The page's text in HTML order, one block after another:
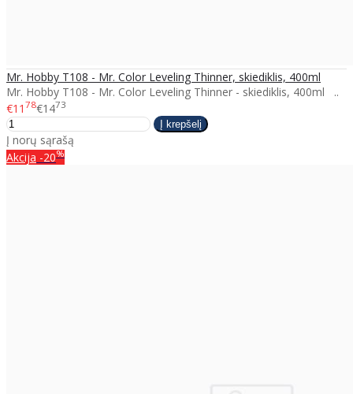
Mr. Hobby T108 - Mr. Color Leveling Thinner, skiediklis, 400ml
Mr. Hobby T108 - Mr. Color Leveling Thinner - skiediklis, 400ml ..
€11 78€1473
Į norų sąrašą
Akcija -20%